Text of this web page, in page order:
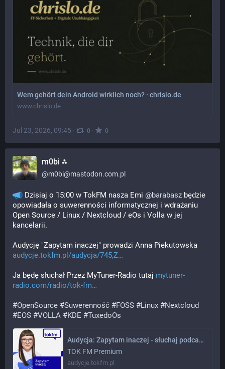
Wem gehört dein Android wirklich noch? · chrislo.de
www.chrislo.de
Jul 23, 2026, 09:45 · 0 · 0
m0bi ⁂
@m0bi@mastodon.com.pl
Dzisiaj o 15:00 w TokFM nasza Emi @barabasz będzie
opowiadała o suwerenności informatycznej i wdrażaniu
Open Source / Linux / Nextcloud / eOs i Volla w jej
kancelarii.
Audycję "Zapytam inaczej" prowadzi Anna Piekutowska
audycje.tokfm.pl/audycja/745,Z
Ja będę słuchał Przez MyTuner-Radio tutaj mytuner-
radio.com/radio/tok-fm
#OpenSource #Suwerenność #FOSS #Linux #Nextcloud
#EOS #VOLLA #KDE #TuxedoOs
Audycja: Zapytam inaczej - słuchaj podcastów TOK FM
TOK FM Premium
audycje.tokfm.pl